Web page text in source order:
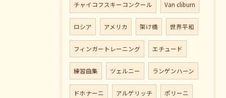
チャイコフスキーコンクール Van cliburn
ロシア アメリカ 架け橋 世界平和
フィンガートレーニング エチュード
練習曲集 ツェルニー ランゲンハーン
ドホナーニ アルゲリッチ ポリーニ